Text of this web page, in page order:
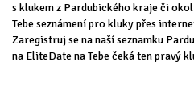
s klukem z Pardubického kraje či
Tebe seznámení pro kluky přes
Zaregistruj se na naší seznamku
na EliteDate na Tebe čeká ten pravý